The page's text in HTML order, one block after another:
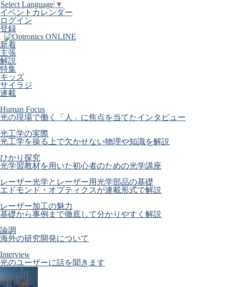
Select Language ▼
イベントカレンダー
ログイン
登録
新着
主張
解説
特集
キッズ
サイラジ
連載
Human Focus
光の現場で働く「人」に焦点を当てたインタビュー
光工学の実際
光工学を操る上で欠かせない物理や知識を解説
ひかり探究
光学習教材を用いた初心者のための光学講座
レーザー光学とレーザー用光学部品の基礎
エドモンド・オプティクスが連載形式で解説
レーザー加工の魅力
基礎から事例まで徹底して分かりやすく解説
論調
海外の研究開発について
Interview
光のユーザーに話を聞きます